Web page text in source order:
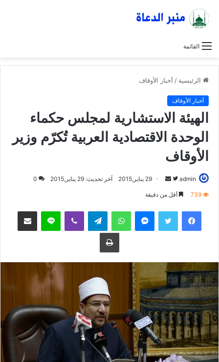
القائمة
الرئيسية / أخبار الأوقاف
أخبار الأوقاف
الهيئة الاستشارية لمجلس حكماء
الوحدة الاقتصادية العربية تُكرّم وزير
الأوقاف
admin
ت
ع
ت
و
ي
ت
ر
د
ا
إ
ل
ك
ت
ر
و
ن
29 يناير,2015 آخر تحديث: 29 يناير,2015 0
739 أقل من دقيقة
فيسبوك واتساب لاين
طباعة